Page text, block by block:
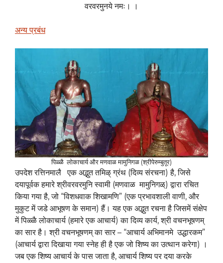
वरवरमुनये नमः। ।
अन्य प्रबंध
पिळ्ळै लोकाचार्य और मणवाळ मामुनिगळ (श्रीपेरुम्बुतूर)
उपदेश रत्तिनमालै एक अद्भुत तमिऴ् ग्रंथ (दिव्य संरचना) है, जिसे
दयापूर्वक हमारे श्रीवरवरमुनि स्वामी (मणवाळ मामुनिगळ्) द्वारा रचित
किया गया है, जो “विशधवाक शिखामणि” (एक प्रभावशाली वाणी, और
मुकुट में जडे आभूषण के समान) हैं। यह एक अद्भुत रचना है जिसमें संक्षेप
में पिळ्ळै लोकाचार्य (हमारे एक आचार्य) का दिव्य कार्य, श्री वचनभूषणम्
का सार है। श्री वचनभूषणम् का सार – “आचार्य अभिमानमे उद्धारकम”
(आचार्य द्वारा दिखाया गया स्नेह ही है एक जो शिष्य का उत्थान करेगा) ।
जब एक शिष्य आचार्य के पास जाता है, आचार्य शिष्य पर दया करके